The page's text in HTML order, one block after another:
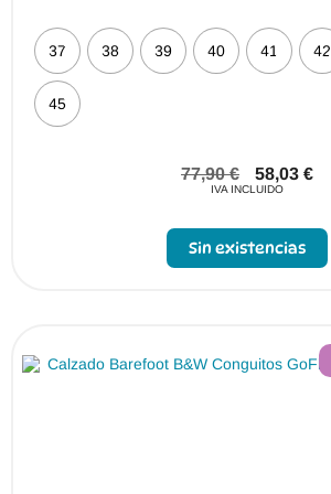
37 38 39 40 41 42
45
77,90€ 58,03 €
IVA INCLUIDO
Sin existencias